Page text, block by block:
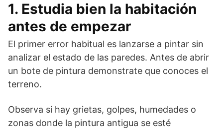
1. Estudia bien la habitación
antes de empezar
El primer error habitual es lanzarse a pintar sin
analizar el estado de las paredes. Antes de abrir
un bote de pintura demonstrate que conoces el
terreno.
Observa si hay grietas, golpes, humedades o
zonas donde la pintura antigua se esté